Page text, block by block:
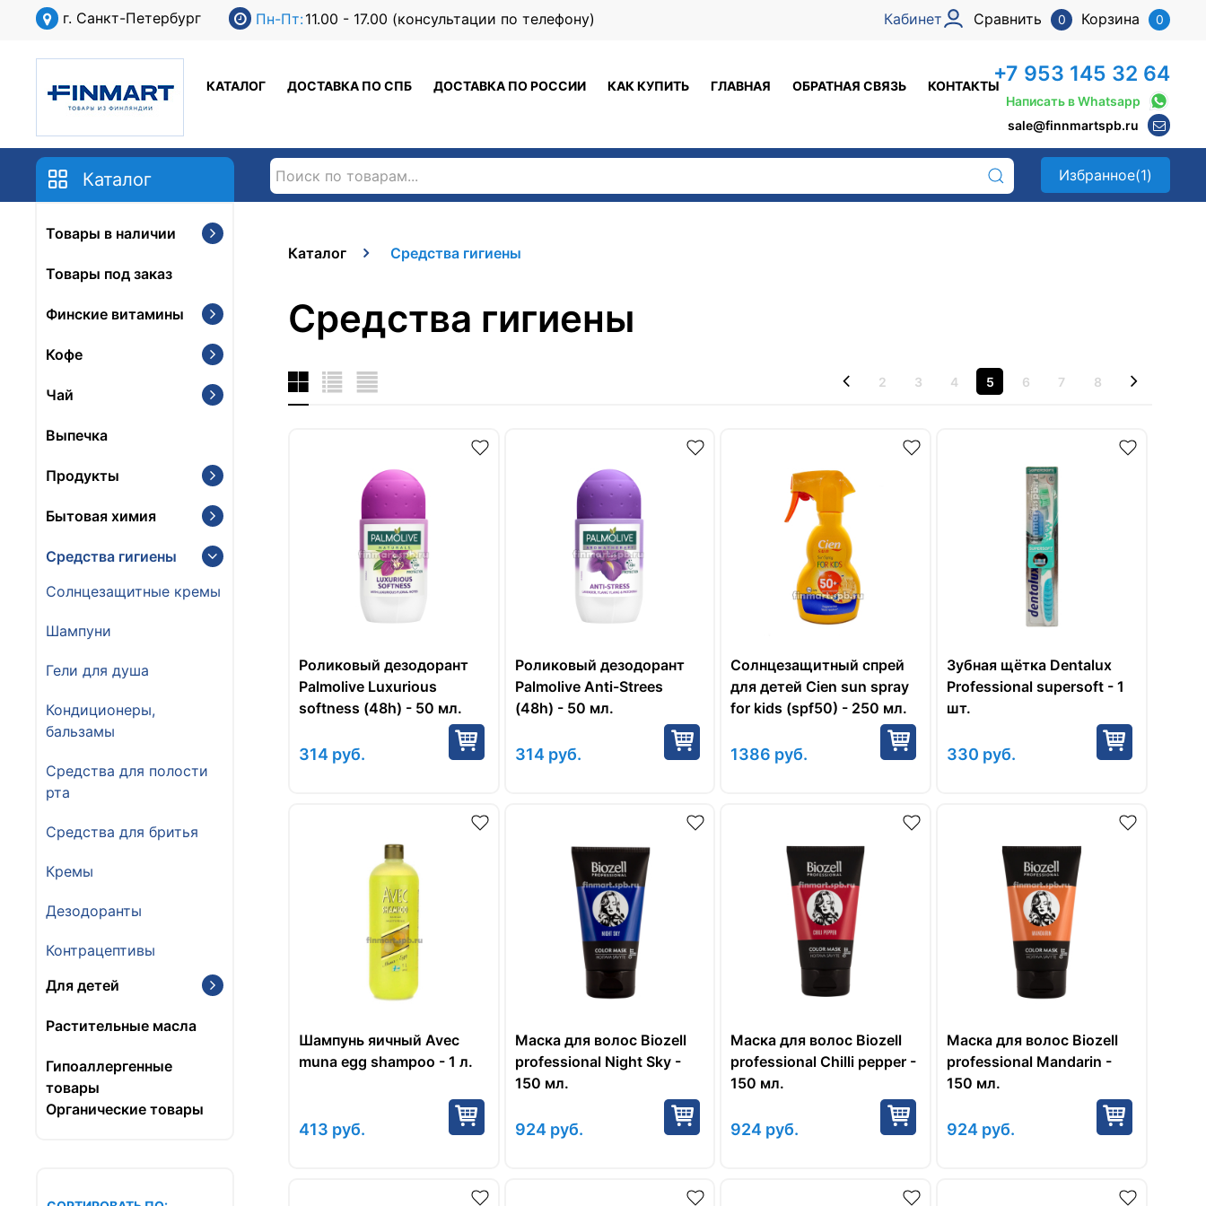
г. Санкт-Петербург Пн-Пт:11.00 - 17.00 (консультации по телефону) Кабинет Корзина 0
Сравнить 0
КАТАЛОГ ДОСТАВКА ПО СПБ ДОСТАВКА ПО РОССИИ КАК КУПИТЬ ГЛАВНАЯ ОБРАТНАЯ СВЯЗЬ КОНТАКТЫ+7 953 145 32 64
Написать в Whatsapp
sale@finnmartspb.ru
Избранное(1)
Каталог
Товары в наличии
Товары под заказ
Финские витамины
Кофе
Чай
Выпечка
Продукты
Бытовая химия
Средства гигиены
Солнцезащитные кремы
Шампуни
Гели для душа
Кондиционеры,
бальзамы
Средства для полости
рта
Средства для бритья
Кремы
Дезодоранты
Контрацептивы
Для детей
Растительные масла
Гипоаллергенные
товары
Органические товары
Каталог Средства гигиены
Средства гигиены
2 3 4 5 6 7 8
Роликовый дезодорант
Palmolive Luxurious
softness (48h) - 50 мл.
314 руб.
Роликовый дезодорант
Palmolive Anti-Strees
(48h) - 50 мл.
314 руб.
Солнцезащитный спрей
для детей Сien sun spray
for kids (spf50) - 250 мл.
1386 руб.
Зубная щётка Dentalux
Professional supersoft - 1
шт.
330 руб.
Шампунь яичный Avec
muna egg shampoo - 1 л.
413 руб.
Маска для волос Biozell
professional Night Sky -
150 мл.
924 руб.
Маска для волос Biozell
professional Chilli pepper -
150 мл.
924 руб.
Маска для волос Biozell
professional Mandarin -
150 мл.
924 руб.